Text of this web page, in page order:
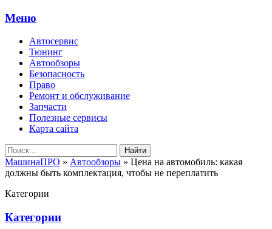
Меню
Автосервис
Тюнинг
Автообзоры
Безопасность
Право
Ремонт и обслуживание
Запчасти
Полезные сервисы
Карта сайта
Найти
МашинаПРО » Автообзоры » Цена на автомобиль: какая
должны быть комплектация, чтобы не переплатить
Категории
Категории